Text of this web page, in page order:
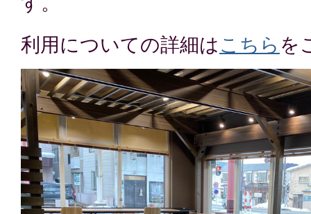
利用についての詳細はこちら を